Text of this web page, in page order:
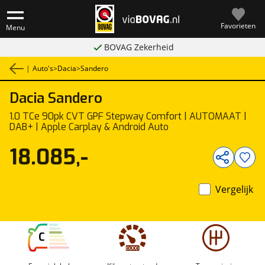
Menu Favorieten
BOVAG Zekerheid
| Auto's>Dacia>Sandero
Dacia Sandero
1.0 TCe 90pk CVT GPF Stepway Comfort | AUTOMAAT |
DAB+ | Apple Carplay & Android Auto
C
18.085,-
Vergelijk